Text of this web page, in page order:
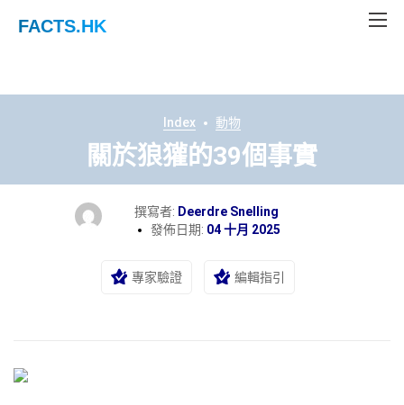
FACTS.HK
Index 動物
關於狼獾的39個事實
撰寫者: Deerdre Snelling
發佈日期: 04 十月 2025
專家驗證 編輯指引